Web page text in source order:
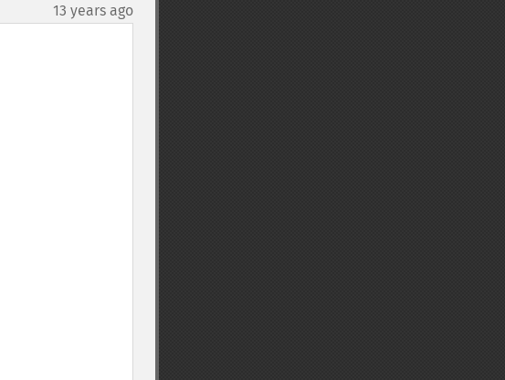
13 years ago